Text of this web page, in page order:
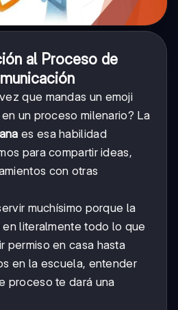
al Proceso de
que mandas un emoji
un proceso milenario? La
es esa habilidad
para compartir ideas,
con otras
muchísimo porque la
literalmente todo lo que
permiso en casa hasta
en la escuela, entender
proceso te dará una